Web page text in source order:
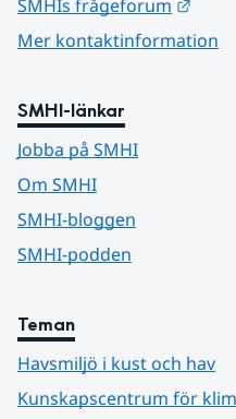
SMHIs frågeforum
Mer kontaktinformation
SMHI-länkar
Jobba på SMHI
Om SMHI
SMHI-bloggen
SMHI-podden
Teman
Havsmiljö i kust och hav
Kunskapscentrum för